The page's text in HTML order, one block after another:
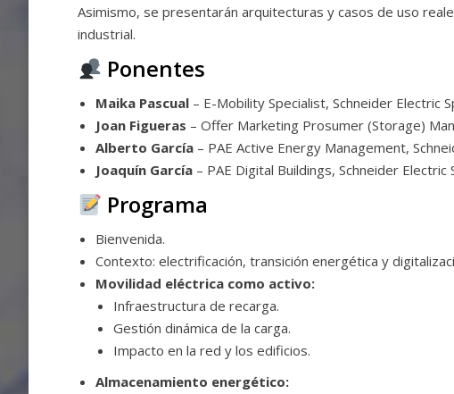
Asimismo, se presentarán arquitecturas y casos de uso
industrial.
Ponentes
Maika Pascual – E-Mobility Specialist, Schneider Electric
Joan Figueras – Offer Marketing Prosumer (Storage)
Alberto García – PAE Active Energy Management,
Joaquín García – PAE Digital Buildings, Schneider Electric
Programa
Bienvenida.
Contexto: electrificación, transición energética y
Movilidad eléctrica como activo:
Infraestructura de recarga.
Gestión dinámica de la carga.
Impacto en la red y los edificios.
Almacenamiento energético: